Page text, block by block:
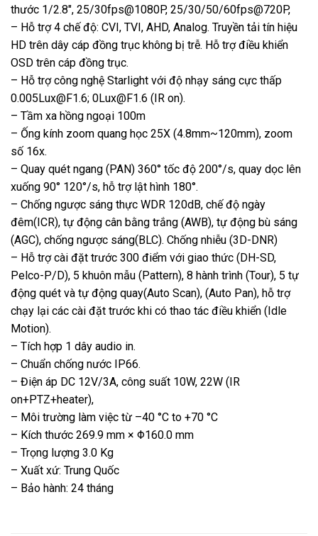
thước 1/2.8″, 25/30fps@1080P, 25/30/50/60fps@720P,
– Hỗ trợ 4 chế độ: CVI, TVI, AHD, Analog. Truyền tải tín hiệu
HD trên dây cáp đồng trục không bị trễ. Hỗ trợ điều khiển
OSD trên cáp đồng trục.
– Hỗ trợ công nghệ Starlight với độ nhạy sáng cực thấp
0.005Lux@F1.6; 0Lux@F1.6 (IR on).
– Tầm xa hồng ngoại 100m
– Ống kính zoom quang học 25X (4.8mm~120mm), zoom
số 16x.
– Quay quét ngang (PAN) 360° tốc độ 200°/s, quay dọc lên
xuống 90° 120°/s, hỗ trợ lật hình 180°.
– Chống ngược sáng thực WDR 120dB, chế độ ngày
đêm(ICR), tự động cân bằng trắng (AWB), tự động bù sáng
(AGC), chống ngược sáng(BLC). Chống nhiễu (3D-DNR)
– Hỗ trợ cài đặt trước 300 điểm với giao thức (DH-SD,
Pelco-P/D), 5 khuôn mẫu (Pattern), 8 hành trình (Tour), 5 tự
động quét và tự động quay(Auto Scan), (Auto Pan), hỗ trợ
chạy lại các cài đặt trước khi có thao tác điều khiển (Idle
Motion).
– Tích hợp 1 dây audio in.
– Chuẩn chống nước IP66.
– Điện áp DC 12V/3A, công suất 10W, 22W (IR
on+PTZ+heater),
– Môi trường làm việc từ –40 °C to +70 °C
– Kích thước 269.9 mm × Φ160.0 mm
– Trọng lượng 3.0 Kg
– Xuất xứ: Trung Quốc
– Bảo hành: 24 tháng